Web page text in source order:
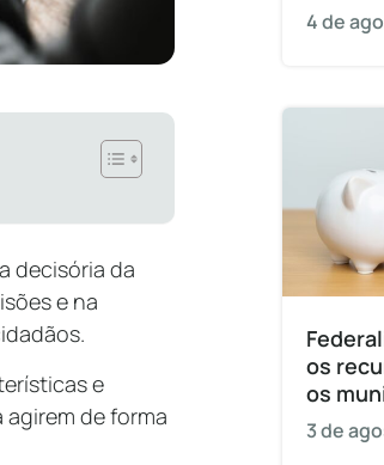
decisória da
e na
e
de forma
4 de
os
os
3 de